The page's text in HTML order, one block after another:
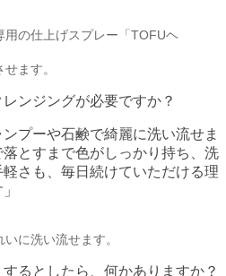
用の仕上げスプレー「TOFUヘ
ます。
ンジングが必要ですか？
プーや石鹸で綺麗に洗い流せま
とすまで色がしっかり持ち、洗
さも、毎日続けていただける理
に洗い流せます。
るとしたら、何かありますか？